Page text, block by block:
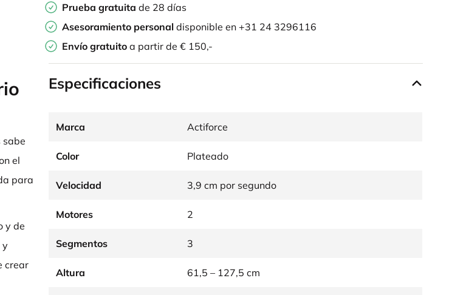
Prueba gratuita de 28 días
Asesoramiento personal disponible en +31 24 3296116
Envío gratuito a partir de € 150,-
sabe
el
para
y de
y
crear
Especificaciones
Marca Actiforce
Color Plateado
Velocidad 3,9 cm por segundo
Motores 2
Segmentos 3
Altura 61,5 – 127,5 cm